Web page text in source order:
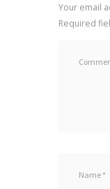
Your email
Required